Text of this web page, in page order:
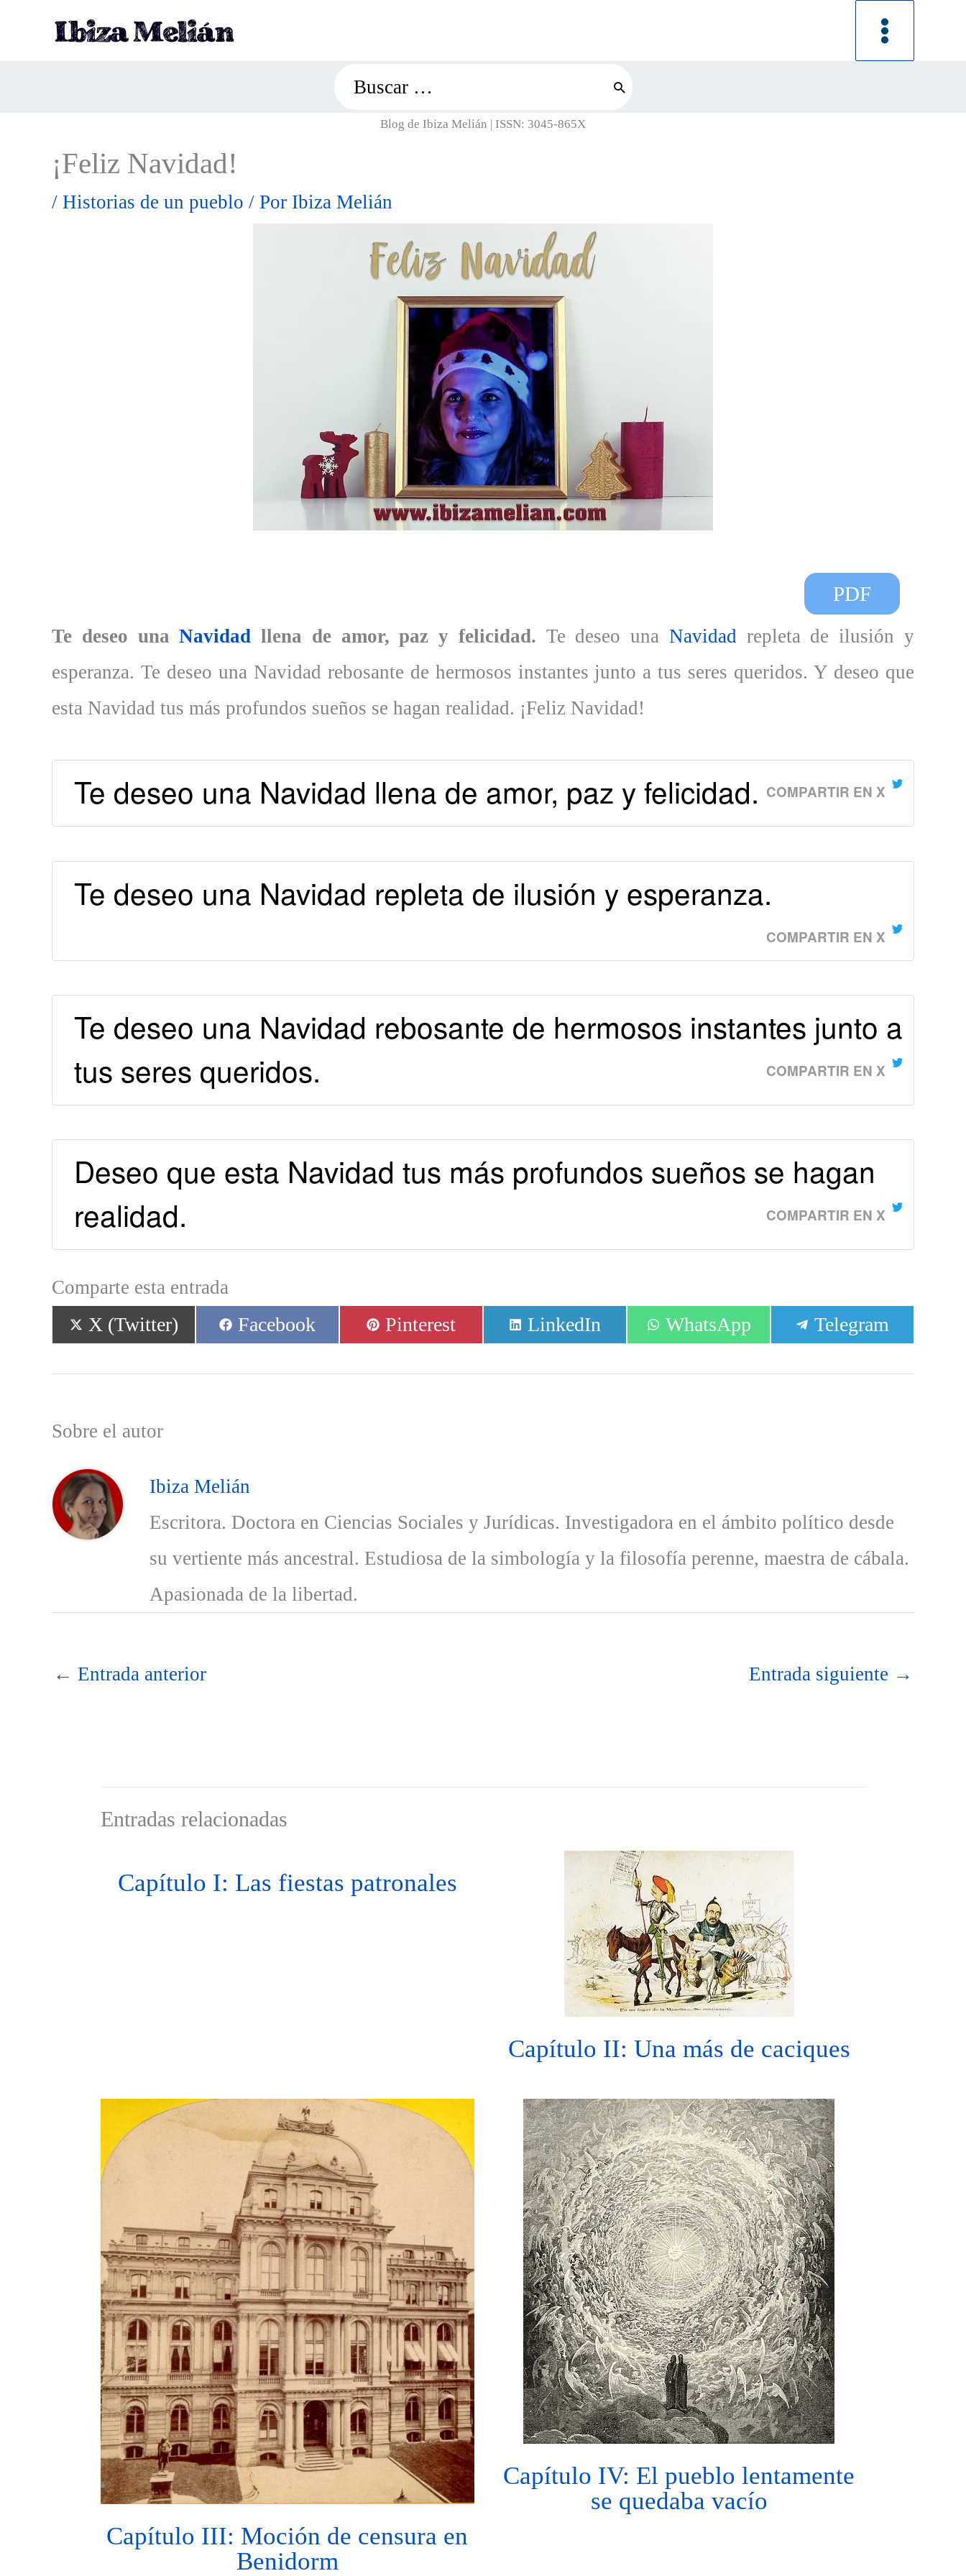
for:
Blog de Ibiza Melián | ISSN: 3045-865X
¡Feliz Navidad!
/ Historias de un pueblo / Por Ibiza Melián
PDF
Te deseo unaNavidad llena de amor, paz y felicidad. Te deseo una Navidadrepleta de ilusión y
esperanza. Te deseo una Navidad rebosante de hermosos instantes junto a tus seres queridos. Y deseo que
esta Navidad tus más profundos sueños se hagan realidad. ¡Feliz Navidad!
Te deseo una Navidad llena de amor, paz y felicidad. COMPARTIR EN X
Te deseo una Navidad repleta de ilusión y esperanza.
COMPARTIR EN X
Te deseo una Navidad rebosante de hermosos instantes junto a
tus seres queridos.
COMPARTIR EN X
Deseo que esta Navidad tus más profundos sueños se hagan
realidad.
COMPARTIR EN X
Comparte esta entrada
Compartir
en
X (Twitter)
Compartir
en
Facebook
Compartir
en
Pinterest
Compartir
en
LinkedIn
Compartir
en
WhatsApp
Compartir
en
Telegram
Sobre el autor
Ibiza Melián
Escritora. Doctora en Ciencias Sociales y Jurídicas. Investigadora en el ámbito político desde
su vertiente más ancestral. Estudiosa de la simbología y la filosofía perenne, maestra de cábala.
Apasionada de la libertad.
← Entrada anterior Entrada siguiente →
Entradas relacionadas
Capítulo I: Las fiestas patronales
Capítulo II: Una más de caciques
Capítulo III: Moción de censura en
Benidorm
Capítulo IV: El pueblo lentamente
se quedaba vacío